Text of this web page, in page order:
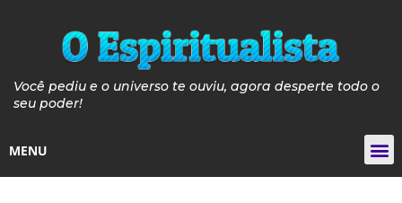
MENU
Você pediu e o universo te ouviu, agora desperte todo o
seu poder!